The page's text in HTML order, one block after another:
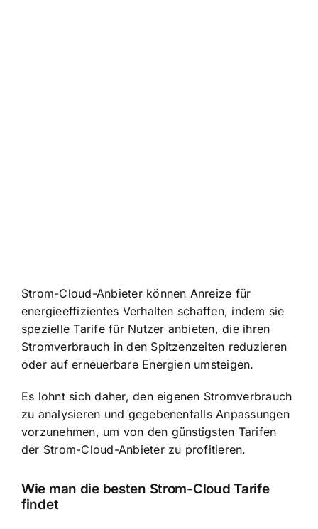
Strom-Cloud-Anbieter können Anreize für
energieeffizientes Verhalten schaffen, indem sie
spezielle Tarife für Nutzer anbieten, die ihren
Stromverbrauch in den Spitzenzeiten reduzieren
oder auf erneuerbare Energien umsteigen.
Es lohnt sich daher, den eigenen Stromverbrauch
zu analysieren und gegebenenfalls Anpassungen
vorzunehmen, um von den günstigsten Tarifen
der Strom-Cloud-Anbieter zu profitieren.
Wie man die besten Strom-Cloud Tarife
findet